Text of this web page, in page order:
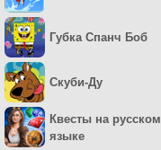
Губка Спанч Боб
Скуби-Ду
Квесты на русском
языке